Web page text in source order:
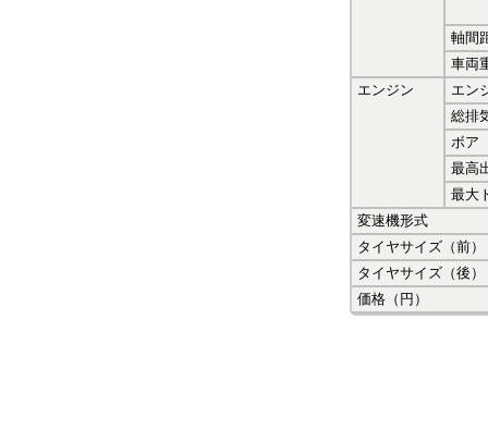
軸間
車両
エンジン
エン
総排
ボア
最高
最大
変速機形式
タイヤサイズ（前）
タイヤサイズ（後）
価格（円）